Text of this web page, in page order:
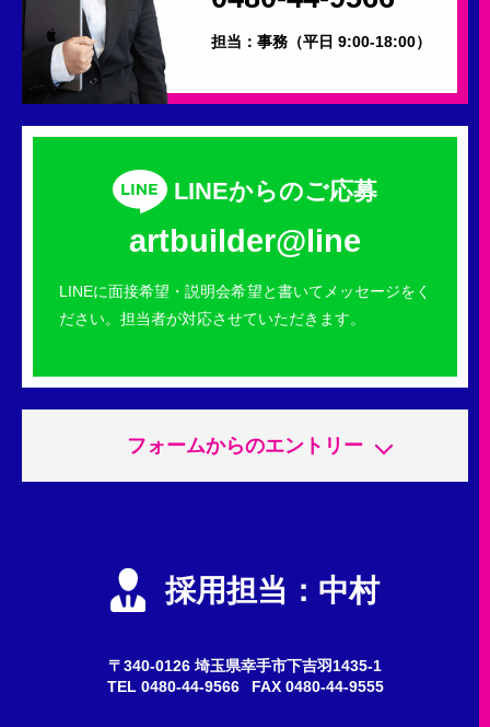
担当：事務 （平日 9:00-18:00）
LINEからのご応募
artbuilder@line
LINEに面接希望・説明会希望と書いてメッセージをく
ださい。担当者が対応させていただきます。
フォームからのエントリー
会社説明会 採用担当：中村
〒340-0126 埼玉県幸手市下吉羽1435-1
TEL 0480-44-9566 FAX 0480-44-9555